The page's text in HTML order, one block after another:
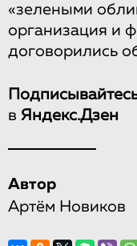
«зелеными
организация и
договорились
в Яндекс.Дзен
Автор
Артём Новиков